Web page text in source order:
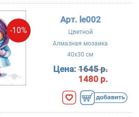
-10%
Арт. le002
Цветной
Алмазная мозаика
40x30 см
Цена:1645 р.
1480 р.